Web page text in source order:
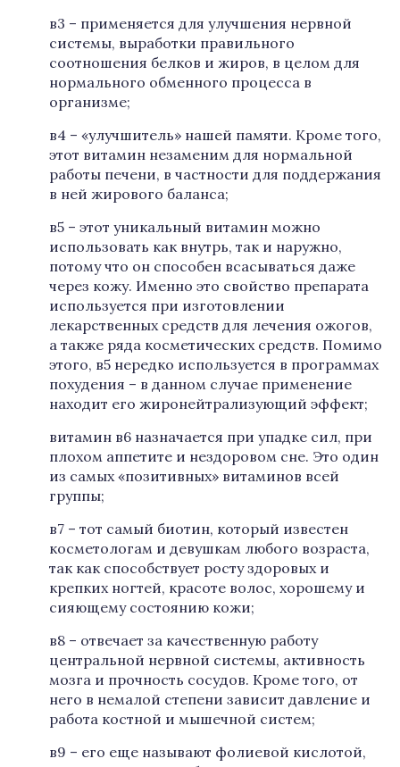
в3 – применяется для улучшения нервной
системы, выработки правильного
соотношения белков и жиров, в целом для
нормального обменного процесса в
организме;
в4 – «улучшитель» нашей памяти. Кроме того,
этот витамин незаменим для нормальной
работы печени, в частности для поддержания
в ней жирового баланса;
в5 – этот уникальный витамин можно
использовать как внутрь, так и наружно,
потому что он способен всасываться даже
через кожу. Именно это свойство препарата
используется при изготовлении
лекарственных средств для лечения ожогов,
а также ряда косметических средств. Помимо
этого, в5 нередко используется в программах
похудения – в данном случае применение
находит его жиронейтрализующий эффект;
витамин в6 назначается при упадке сил, при
плохом аппетите и нездоровом сне. Это один
из самых «позитивных» витаминов всей
группы;
в7 – тот самый биотин, который известен
косметологам и девушкам любого возраста,
так как способствует росту здоровых и
крепких ногтей, красоте волос, хорошему и
сияющему состоянию кожи;
в8 – отвечает за качественную работу
центральной нервной системы, активность
мозга и прочность сосудов. Кроме того, от
него в немалой степени зависит давление и
работа костной и мышечной систем;
в9 – его еще называют фолиевой кислотой,